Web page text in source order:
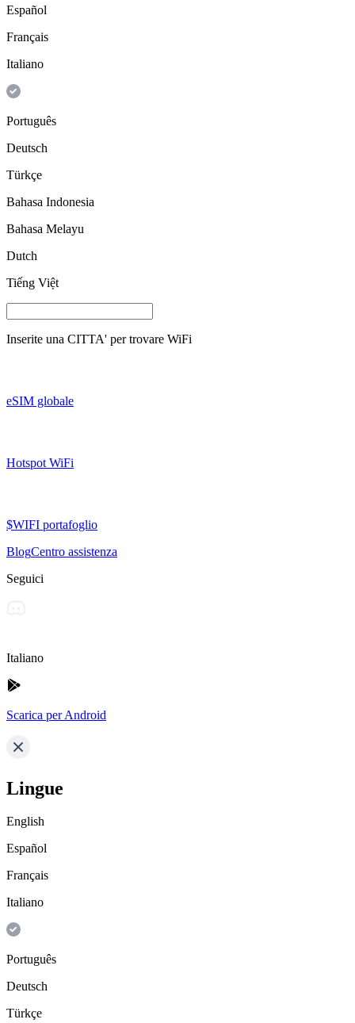
Español
Français
Italiano
Português
Deutsch
Türkçe
Bahasa Indonesia
Bahasa Melayu
Dutch
Tiếng Việt
Inserite una CITTA' per trovare WiFi
eSIM globale
Hotspot WiFi
$WIFI portafoglio
BlogCentro assistenza
Seguici
Italiano
Scarica per Android
Lingue
English
Español
Français
Italiano
Português
Deutsch
Türkçe